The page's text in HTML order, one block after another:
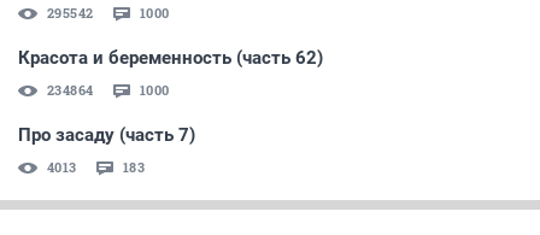
295542 1000
Красота и беременность (часть 62)
234864 1000
Про засаду (часть 7)
4013 183